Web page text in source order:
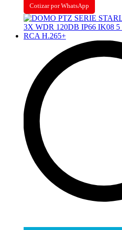
Cotizar por WhatsApp